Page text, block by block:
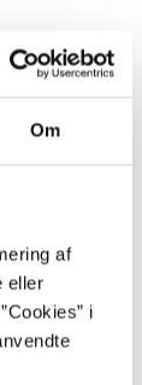
Om
af
eller
i